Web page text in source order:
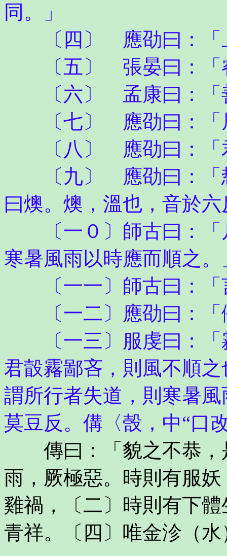
同。」
〔四〕 應劭曰：「上
〔五〕 張晏曰：「
〔六〕 孟康曰：「
〔七〕 應劭曰：「
〔八〕 應劭曰：「
〔九〕 應劭曰：「悊
曰燠。燠，溫也，音於
〔一０〕師古曰：「
寒暑風雨以時應而順之。
〔一一〕師古曰：「
〔一二〕應劭曰：「
〔一三〕服虔曰：「
君瞉霿鄙吝，則風不順
謂所行者失道，則寒暑
莫豆反。傋〈嗀，中“口
傳曰：「貌之不恭，
雨，厥極惡。時則有服
雞禍，〔二〕時則有下
青祥。〔四〕唯金沴（